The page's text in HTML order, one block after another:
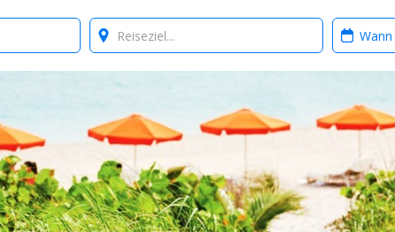
Where? When?